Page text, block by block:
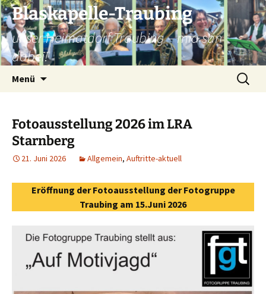
Zum
Inhalt
springen
Blaskapelle-Traubing
unser Heimatdorf Traubing – mia san
dabei!
Menü
Suchen
nach:
Fotoausstellung 2026 im LRA
Starnberg
21. Juni 2026 Allgemein, Auftritte-aktuell
Eröffnung der Fotoausstellung der Fotogruppe
Traubing am 15.Juni 2026